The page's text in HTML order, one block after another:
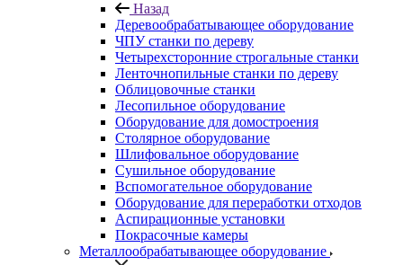
Назад
Деревообрабатывающее оборудование
ЧПУ станки по дереву
Четырехсторонние строгальные станки
Ленточнопильные станки по дереву
Облицовочные станки
Лесопильное оборудование
Оборудование для домостроения
Столярное оборудование
Шлифовальное оборудование
Сушильное оборудование
Вспомогательное оборудование
Оборудование для переработки отходов
Аспирационные установки
Покрасочные камеры
Металлообрабатывающее оборудование